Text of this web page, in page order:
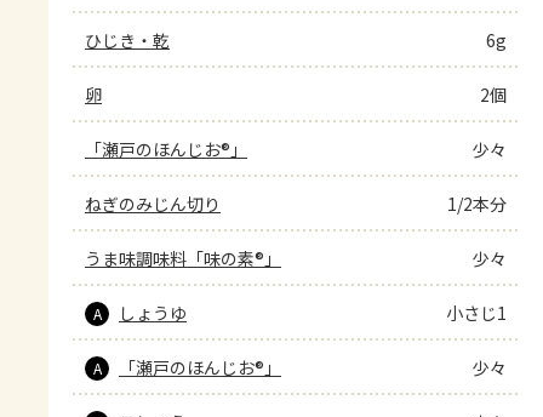
ひじき・乾 6g
卵 2個
「瀬戸のほんじお®」 少々
ねぎのみじん切り 1/2本分
うま味調味料「味の素®」 少々
A しょうゆ 小さじ1
A 「瀬戸のほんじお®」 少々